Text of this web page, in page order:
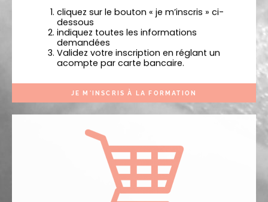
cliquez sur le bouton « je m’inscris » ci-
dessous
indiquez toutes les informations
demandées
Validez votre inscription en réglant un
acompte par carte bancaire.
JE M'INSCRIS À LA FORMATION